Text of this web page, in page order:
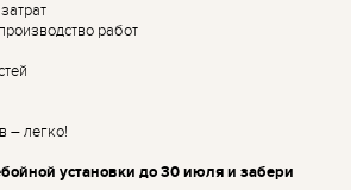
работ
– легко!
установки до 30 июля и забери